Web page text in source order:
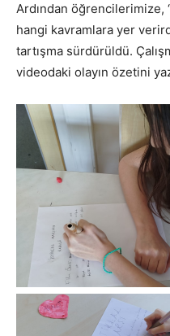
Ardından öğrencilerimize,
hangi kavramlara yer
tartışma sürdürüldü.
videodaki olayın özetini